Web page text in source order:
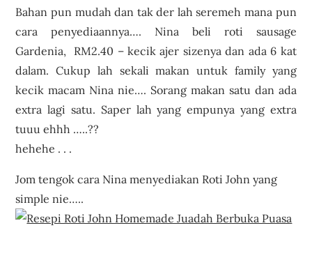
Bahan pun mudah dan tak der lah seremeh mana pun
cara penyediaannya…. Nina beli roti sausage
Gardenia, RM2.40 – kecik ajer sizenya dan ada 6 kat
dalam. Cukup lah sekali makan untuk family yang
kecik macam Nina nie…. Sorang makan satu dan ada
extra lagi satu. Saper lah yang empunya yang extra
tuuu ehhh …..??
hehehe . . .
Jom tengok cara Nina menyediakan Roti John yang
simple nie…..